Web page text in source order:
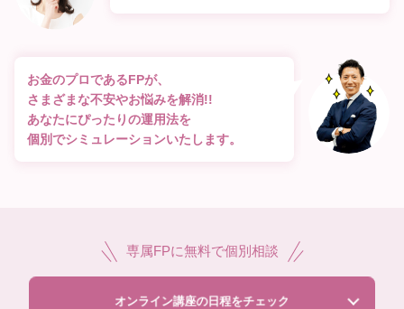
お金のプロであるFPが、
さまざまな不安やお悩みを解消!!
あなたにぴったりの運用法を
個別でシミュレーションいたします。
専属FPに無料で個別相談
オンライン講座の日程をチェック